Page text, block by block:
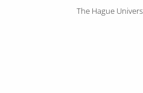
The Hague